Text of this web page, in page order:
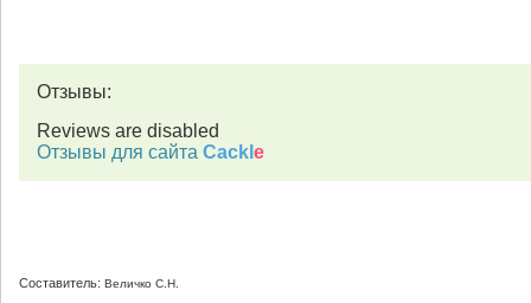
Отзывы:
Reviews are disabled
Отзывы для сайта Cackl e
Составитель: Величко С.Н.